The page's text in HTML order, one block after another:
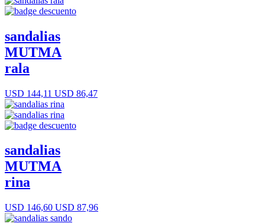
sandalias
MUTMA
rala
USD 144,11 USD 86,47
sandalias
MUTMA
rina
USD 146,60 USD 87,96